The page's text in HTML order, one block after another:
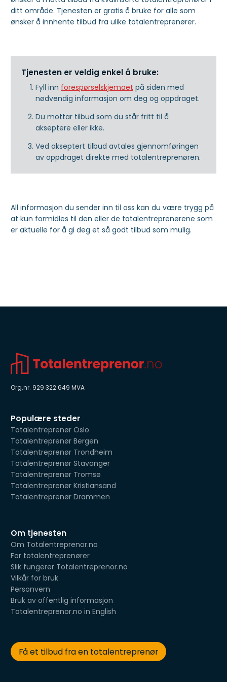
ditt område. Tjenesten er gratis å bruke for alle som
ønsker å innhente tilbud fra ulike totalentreprenører.
Tjenesten er veldig enkel å bruke:
Fyll inn forespørselskjemaet på siden med
nødvendig informasjon om deg og oppdraget.
Du mottar tilbud som du står fritt til å
akseptere eller ikke.
Ved akseptert tilbud avtales gjennomføringen
av oppdraget direkte med totalentreprenøren.
All informasjon du sender inn til oss kan du være trygg på
at kun formidles til den eller de totalentreprenørene som
er aktuelle for å gi deg et så godt tilbud som mulig.
Org.nr. 929 322 649 MVA
Populære steder
Totalentreprenør Oslo
Totalentreprenør Bergen
Totalentreprenør Trondheim
Totalentreprenør Stavanger
Totalentreprenør Tromsø
Totalentreprenør Kristiansand
Totalentreprenør Drammen
Om tjenesten
Om Totalentreprenor.no
For totalentreprenører
Slik fungerer Totalentreprenor.no
Vilkår for bruk
Personvern
Bruk av offentlig informasjon
Totalentreprenor.no in English
Få et tilbud fra en totalentreprenør